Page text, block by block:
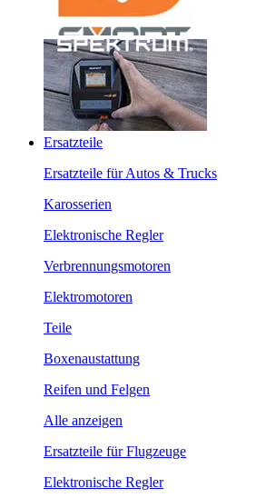
Ersatzteile
Ersatzteile für Autos & Trucks
Karosserien
Elektronische Regler
Verbrennungsmotoren
Elektromotoren
Teile
Boxenaustattung
Reifen und Felgen
Alle anzeigen
Ersatzteile für Flugzeuge
Elektronische Regler